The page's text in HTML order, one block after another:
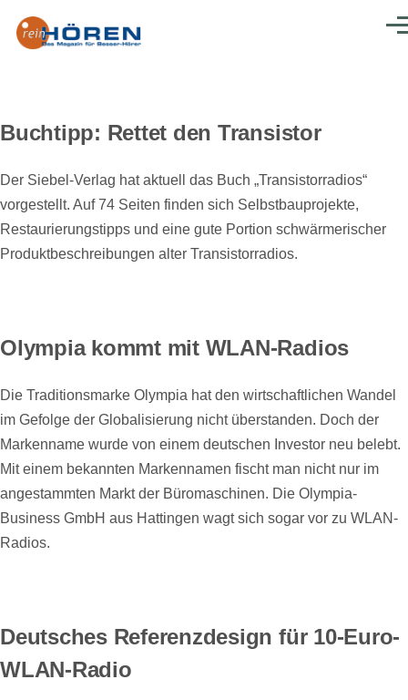
Buchtipp: Rettet den Transistor
Der Siebel-Verlag hat aktuell das Buch „Transistorradios“
vorgestellt. Auf 74 Seiten finden sich Selbstbauprojekte,
Restaurierungstipps und eine gute Portion schwärmerischer
Produktbeschreibungen alter Transistorradios.
Olympia kommt mit WLAN-Radios
Die Traditionsmarke Olympia hat den wirtschaftlichen Wandel
im Gefolge der Globalisierung nicht überstanden. Doch der
Markenname wurde von einem deutschen Investor neu belebt.
Mit einem bekannten Markennamen fischt man nicht nur im
angestammten Markt der Büromaschinen. Die Olympia-
Business GmbH aus Hattingen wagt sich sogar vor zu WLAN-
Radios.
Deutsches Referenzdesign für 10-Euro-
WLAN-Radio